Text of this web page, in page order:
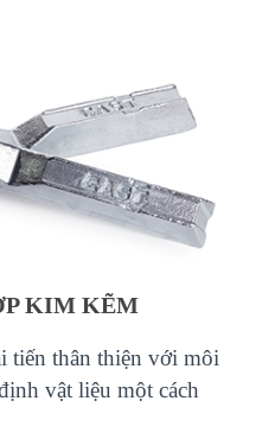
KIM KẼM
tiến thân thiện với môi
vật liệu một cách